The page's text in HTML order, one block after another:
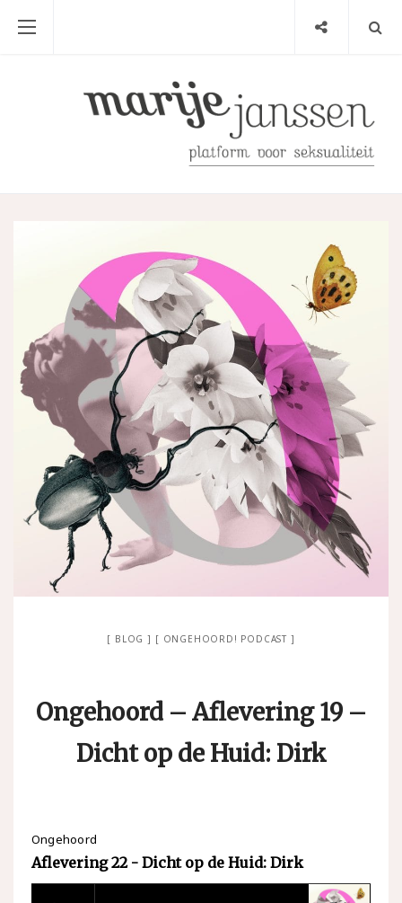
BLOG ONGEHOORD! PODCAST
Ongehoord – Aflevering 19 –
Dicht op de Huid: Dirk
Ongehoord
Aflevering 22 - Dicht op de Huid: Dirk